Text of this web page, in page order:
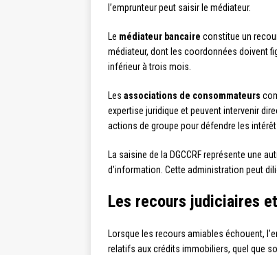
l’emprunteur peut saisir le médiateur.
Le médiateur bancaire constitue un
médiateur, dont les coordonnées doivent
inférieur à trois mois.
Les associations de consommateurs
expertise juridique et peuvent intervenir
actions de groupe pour défendre les
La saisine de la DGCCRF représente une
d’information. Cette administration peut
Les recours judiciaires
Lorsque les recours amiables échouent,
relatifs aux crédits immobiliers, quel que